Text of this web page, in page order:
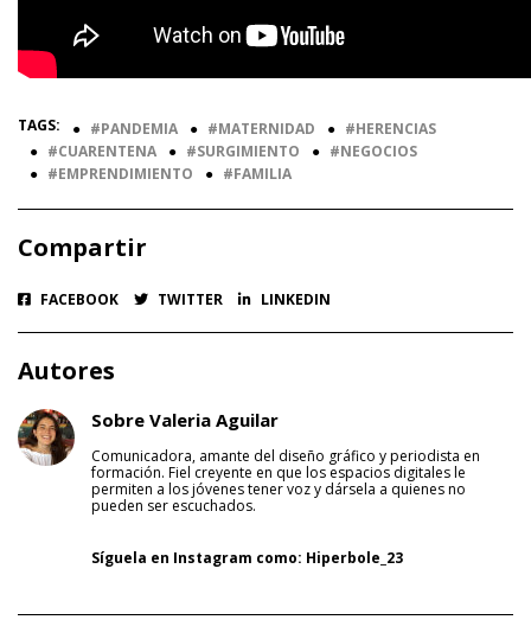
TAGS: ● PANDEMIA ● MATERNIDAD ●
HERENCIAS
●
CUARENTENA ● SURGIMIENTO ●
NEGOCIOS
●
EMPRENDIMIENTO ● FAMILIA
Compartir
FACEBOOK TWITTER LINKEDIN
Autores
Sobre Valeria Aguilar
Comunicadora, amante del diseño gráfico y periodista en
formación. Fiel creyente en que los espacios digitales le
permiten a los jóvenes tener voz y dársela a quienes no
pueden ser escuchados.
Síguela en Instagram como: Hiperbole_23